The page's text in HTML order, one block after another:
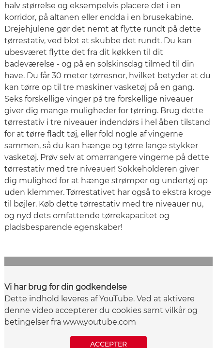
halv størrelse og eksempelvis placere det i en
korridor, på altanen eller endda i en brusekabine.
Drejehjulene gør det nemt at flytte rundt på dette
tørrestativ, ved blot at skubbe det rundt. Du kan
ubesværet flytte det fra dit køkken til dit
badeværelse - og på en solskinsdag tilmed til din
have. Du får 30 meter tørresnor, hvilket betyder at du
kan tørre op til tre maskiner vasketøj på en gang.
Seks forskellige vinger på tre forskellige niveauer
giver dig mange muligheder for tørring. Brug dette
tørrestativ i tre niveauer indendørs i hel åben tilstand
for at tørre fladt tøj, eller fold nogle af vingerne
sammen, så du kan hænge og tørre lange stykker
vasketøj. Prøv selv at omarrangere vingerne på dette
tørrestativ med tre niveauer! Sokkeholderen giver
dig mulighed for at hænge strømper og undertøj op
uden klemmer. Tørrestativet har også to ekstra kroge
til bøjler. Køb dette tørrestativ med tre niveauer nu,
og nyd dets omfattende tørrekapacitet og
pladsbesparende egenskaber!
Vi har brug for din godkendelse
Dette indhold leveres af YouTube. Ved at aktivere
denne video accepterer du cookies samt vilkår og
betingelser fra www.youtube.com
ACCEPTER